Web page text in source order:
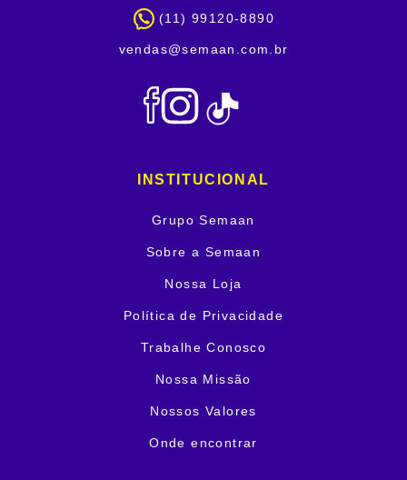
(11) 99120-8890
vendas@semaan.com.br
INSTITUCIONAL
Grupo Semaan
Sobre a Semaan
Nossa Loja
Política de Privacidade
Trabalhe Conosco
Nossa Missão
Nossos Valores
Onde encontrar